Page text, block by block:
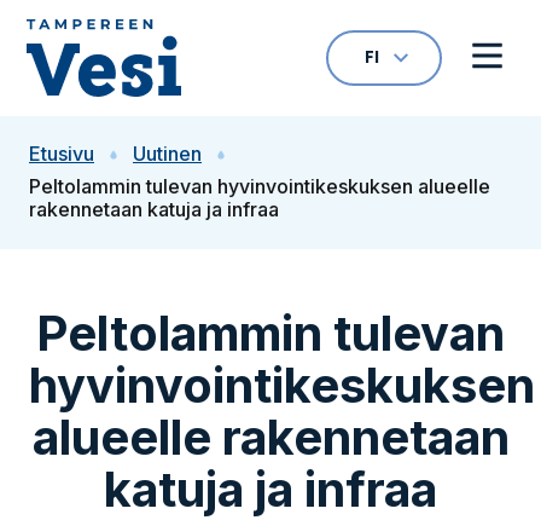
Siirry sisältöön
VALITTU KIELI:
FI
Avaa
Etusivu
Uutinen
Peltolammin tulevan hyvinvointikeskuksen alueelle
rakennetaan katuja ja infraa
Peltolammin tulevan
hyvinvointikeskuksen
alueelle rakennetaan
katuja ja infraa